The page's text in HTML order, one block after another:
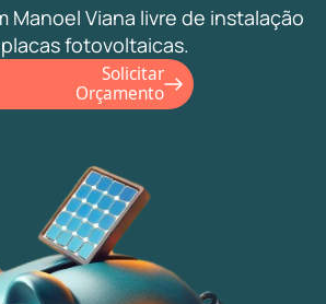
Manoel Viana livre de instalação
fotovoltaicas.
Solicitar
Orçamento